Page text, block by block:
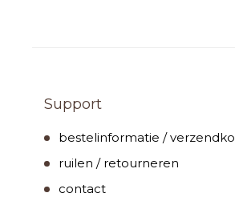
Support
bestelinformatie /
ruilen / retourneren
contact